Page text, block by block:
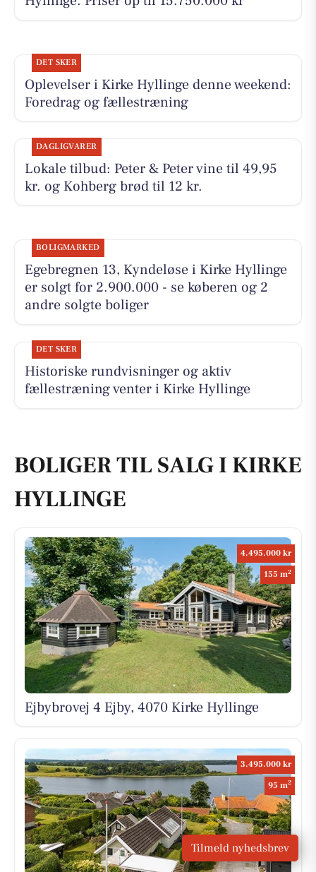
DET SKER
Oplevelser i Kirke Hyllinge denne weekend:
Foredrag og fællestræning
DAGLIGVARER
Lokale tilbud: Peter & Peter vine til 49,95
kr. og Kohberg brød til 12 kr.
BOLIGMARKED
Egebregnen 13, Kyndeløse i Kirke Hyllinge
er solgt for 2.900.000 - se køberen og 2
andre solgte boliger
DET SKER
Historiske rundvisninger og aktiv
fællestræning venter i Kirke Hyllinge
BOLIGER TIL SALG I KIRKE
HYLLINGE
4.495.000 kr
155 m2
Ejbybrovej 4 Ejby, 4070 Kirke Hyllinge
3.495.000 kr
95 m2
Tilmeld nyhedsbrev